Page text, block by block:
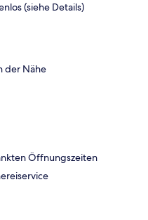
(siehe Details)
der Nähe
Öffnungszeiten